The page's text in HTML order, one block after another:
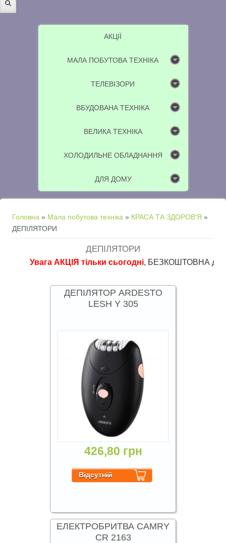
АКЦІЇ
МАЛА ПОБУТОВА ТЕХНІКА
ТЕЛЕВІЗОРИ
ВБУДОВАНА ТЕХНІКА
ВЕЛИКА ТЕХНІКА
ХОЛОДИЛЬНЕ ОБЛАДНАННЯ
ДЛЯ ДОМУ
Ви є тут
Головна » Мала побутова техніка » КРАСА ТА ЗДОРОВ'Я »
ДЕПІЛЯТОРИ
ДЕПІЛЯТОРИ
Увага АКЦІЯ тільки сьогодні, БЕЗКОШТОВНА доставка
ДЕПІЛЯТОР ARDESTO
LESH Y 305
426,80 грн
ЕЛЕКТРОБРИТВА CAMRY
CR 2163